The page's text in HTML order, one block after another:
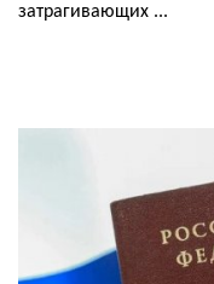
затрагивающих ...